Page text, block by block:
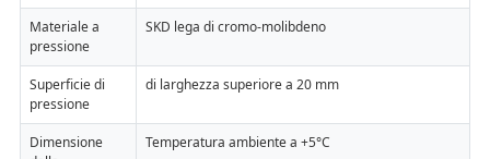
Materiale a
pressione
SKD lega di cromo-molibdeno
Superficie di
pressione
di larghezza superiore a 20 mm
Dimensione
Temperatura ambiente a +5°C